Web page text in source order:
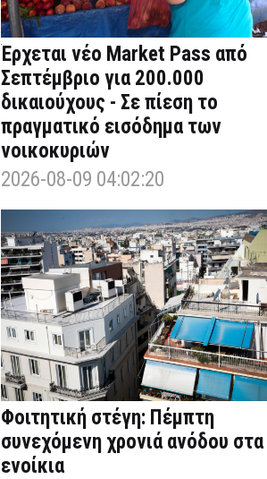
Έρχεται νέο Market Pass από
Σεπτέμβριο για 200.000
δικαιούχους - Σε πίεση το
πραγματικό εισόδημα των
νοικοκυριών
2026-08-09 04:02:20
Φοιτητική στέγη: Πέμπτη
συνεχόμενη χρονιά ανόδου στα
ενοίκια